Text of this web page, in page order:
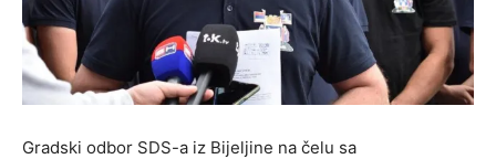
Gradski odbor SDS-a iz Bijeljine na čelu sa